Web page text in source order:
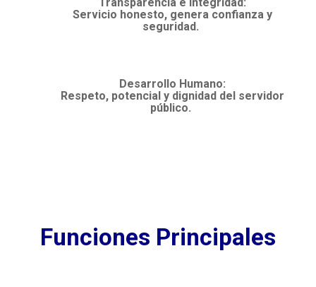
Servicio honesto, genera confianza y
seguridad.
Desarrollo Humano:
Respeto, potencial y dignidad del servidor
público.
Funciones Principales